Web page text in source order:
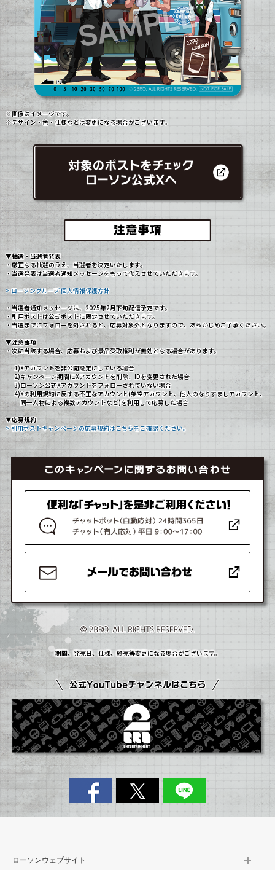
※画像はイメージです。
※デザイン・色・仕様などは変更になる場合がございます。
▼抽選・当選者発表
・厳正なる抽選のうえ、当選者を決定いたします。
・当選発表は当選者通知メッセージをもって代えさせていただきます。
> ローソングループ 個人情報保護方針
・当選者通知メッセージは、2025年2月下旬配信予定です。
・引用ポストは公式ポストに限定させていただきます。
・当選までにフォローを外されると、応募対象外となりますので、あらかじめご了承ください。
▼注意事項
・次に当該する場合、応募および景品受取権利が無効となる場合があります。
1)Xアカウントを非公開設定にしている場合
2)キャンペーン期間にXアカウントを削除、IDを変更された場合
3)ローソン公式Xアカウントをフォローされていない場合
4)Xの利用規約に反する不正なアカウント(架空アカウント、他人のなりすましアカウント、
同一人物による複数アカウントなど)を利用して応募した場合
▼応募規約
> 引用ポストキャンペーンの応募規約はこちらをご確認ください。
期間、発売日、仕様、終売等変更になる場合がございます。
ローソンウェブサイト